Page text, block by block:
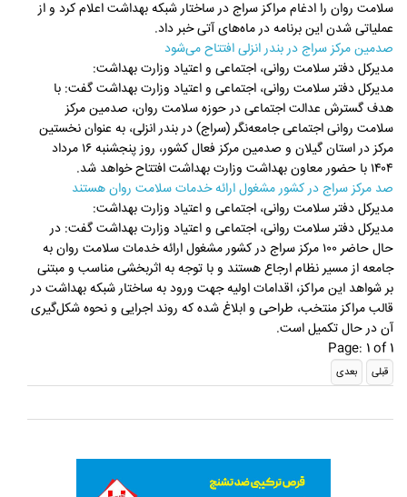
سلامت روان را ادغام مراکز سراج در ساختار شبکه بهداشت اعلام کرد و از
عملیاتی شدن این برنامه در ماه‌های آتی خبر داد.
صدمین مرکز سراج در بندر انزلی افتتاح می‌شود
مدیرکل دفتر سلامت روانی، اجتماعی و اعتیاد وزارت بهداشت:
مدیرکل دفتر سلامت روانی، اجتماعی و اعتیاد وزارت بهداشت گفت: با
هدف گسترش عدالت اجتماعی در حوزه سلامت روان، صدمین مرکز
سلامت روانی اجتماعی جامعه‌نگر (سراج) در بندر انزلی، به‌ عنوان نخستین
مرکز در استان گیلان و صدمین مرکز فعال کشور، روز پنجشنبه ۱۶ مرداد
۱۴۰۴ با حضور معاون بهداشت وزارت بهداشت افتتاح خواهد شد.
صد مرکز سراج در کشور مشغول ارائه خدمات سلامت روان هستند
مدیرکل دفتر سلامت روانی، اجتماعی و اعتیاد وزارت بهداشت:
مدیرکل دفتر سلامت روانی، اجتماعی و اعتیاد وزارت بهداشت گفت: در
حال حاضر ۱۰۰ مرکز سراج در کشور مشغول ارائه خدمات سلامت روان به
جامعه از مسیر نظام ارجاع هستند و با توجه به اثربخشی مناسب و مبتنی
بر شواهد این مراکز، اقدامات اولیه جهت ورود به ساختار شبکه بهداشت در
قالب مراکز منتخب، طراحی و ابلاغ شده که روند اجرایی و نحوه شکل‌گیری
آن در حال تکمیل است.
Page: 1 of 1